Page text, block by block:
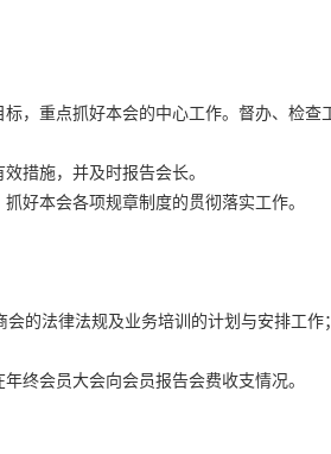
，重点抓好本会的中心工作。督办、检
措施，并及时报告会长。
好本会各项规章制度的贯彻落实工作。
的法律法规及业务培训的计划与安排工
终会员大会向会员报告会费收支情况。